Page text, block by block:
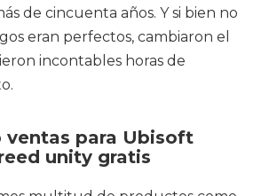
de cincuenta años. Y si bien no
eran perfectos, cambiaron el
incontables horas de
ventas para Ubisoft
unity gratis